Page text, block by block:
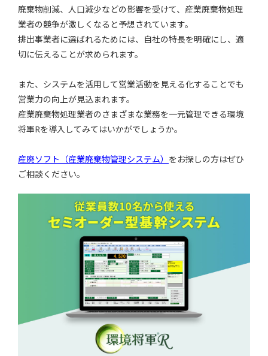
廃棄物削減、人口減少などの影響を受けて、産業廃棄物処理
業者の競争が激しくなると予想されています。
排出事業者に選ばれるためには、自社の特長を明確にし、適
切に伝えることが求められます。
また、システムを活用して営業活動を見える化することでも
営業力の向上が見込まれます。
産業廃棄物処理業者のさまざまな業務を一元管理できる環境
将軍Rを導入してみてはいかがでしょうか。
産廃ソフト（産業廃棄物管理システム） をお探しの方はぜひ
ご相談ください。